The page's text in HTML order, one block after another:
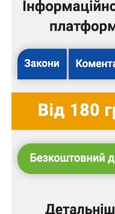
Тут ось і виникає
небезпека для
фіктивним
державною метою.
а в архітектурі
що межа між
або реєстровою
тонкою. Дія прямо
може відображатися
підприємством
а також випадки, коли
відносини
протягом певного
не лише через